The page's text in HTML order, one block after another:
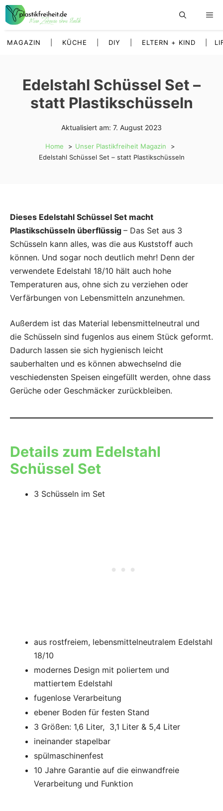
Zum
Inhalt
MAGAZIN KÜCHE DIY ELTERN + KIND
Edelstahl Schüssel Set –
statt Plastikschüsseln
Aktualisiert am: 7. August 2023
Home
Unser Plastikfreiheit Magazin
Edelstahl Schüssel Set – statt Plastikschüsseln
Dieses Edelstahl Schüssel Set macht
Plastikschüsseln überflüssig – Das Set aus 3
Schüsseln kann alles, was die aus Kuststoff auch
können. Und sogar noch deutlich mehr! Denn der
verwendete Edelstahl 18/10 hält auch hohe
Temperaturen aus, ohne sich zu verziehen oder
Verfärbungen von Lebensmitteln anzunehmen.
Außerdem ist das Material lebensmittelneutral und
die Schüsseln sind fugenlos aus einem Stück geformt.
Dadurch lassen sie sich hygienisch leicht
sauberhalten und es können abwechselnd die
veschiedensten Speisen eingefüllt werden, ohne dass
Gerüche oder Geschmäcker zurückbleiben.
Details zum Edelstahl
Schüssel Set
3 Schüsseln im Set
aus rostfreiem, lebensmittelneutralem Edelstahl
18/10
modernes Design mit poliertem und
mattiertem Edelstahl
fugenlose Verarbeitung
ebener Boden für festen Stand
3 Größen: 1,6 Liter, 3,1 Liter & 5,4 Liter
ineinander stapelbar
spülmaschinenfest
10 Jahre Garantie auf die einwandfreie
Verarbeitung und Funktion